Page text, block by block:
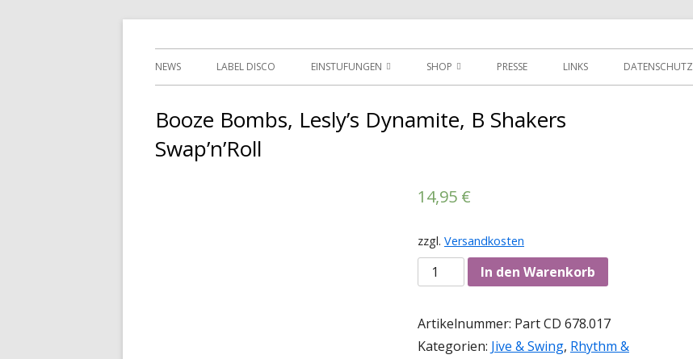
Tessy Records
Primäres
NEWS LABEL DISCO EINSTUFUNGEN SHOP
AGBS
PRESSE LINKS DATENSCHUTZ
Booze Bombs, Lesly’s Dynamite, B Shakers
Swap’n’Roll
14,95 €
zzgl. Versandkosten
Anzahl In den Warenkorb
Artikelnummer: Part CD 678.017
Kategorien: Jive & Swing, Rhythm &